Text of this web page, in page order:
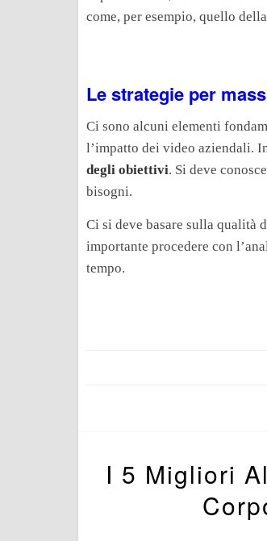
come, per esempio, quello
Le strategie per
Ci sono alcuni elementi
l’impatto dei video aziendali.
degli obiettivi. Si deve
bisogni.
Ci si deve basare sulla qualità
importante procedere con
tempo.
I 5 Migliori